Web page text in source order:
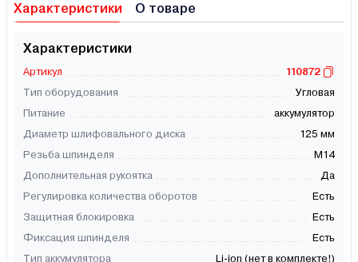
Характеристики О товаре
Характеристики
Артикул
110872
Тип оборудования
Угловая
Питание
аккумулятор
Диаметр шлифовального диска
125 мм
Резьба шпинделя
М14
Дополнительная рукоятка
Да
Регулировка количества оборотов
Есть
Защитная блокировка
Есть
Фиксация шпинделя
Есть
Тип аккумулятора
Li-ion (нет в комплекте!)